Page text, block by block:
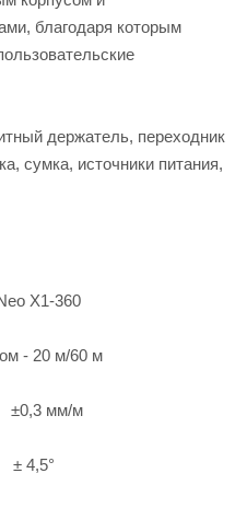
благодаря которым
держатель, переходник
сумка, источники питания,
X1-360
- 20 м/60 м
±0,3 мм/м
± 4,5°